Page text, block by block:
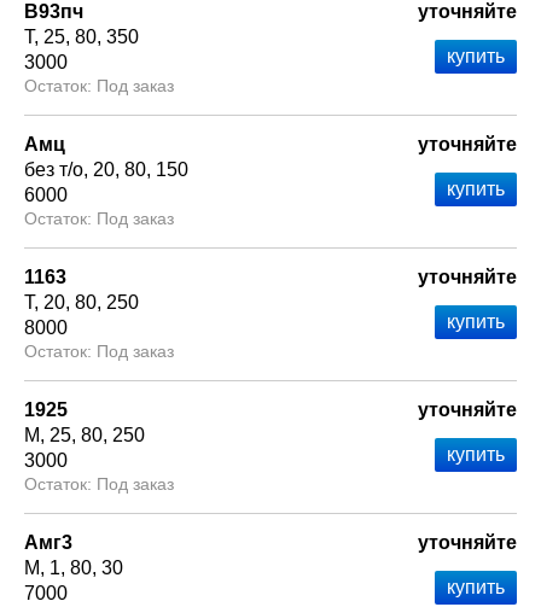
В93пч
Т 25 80 350
3000
Под заказ
уточняйте
Амц
без т/о 20 80 150
6000
Под заказ
уточняйте
1163
Т 20 80 250
8000
Под заказ
уточняйте
1925
М
25 80 250
3000
Под заказ
уточняйте
Амг3
М
1 80 30
7000
уточняйте